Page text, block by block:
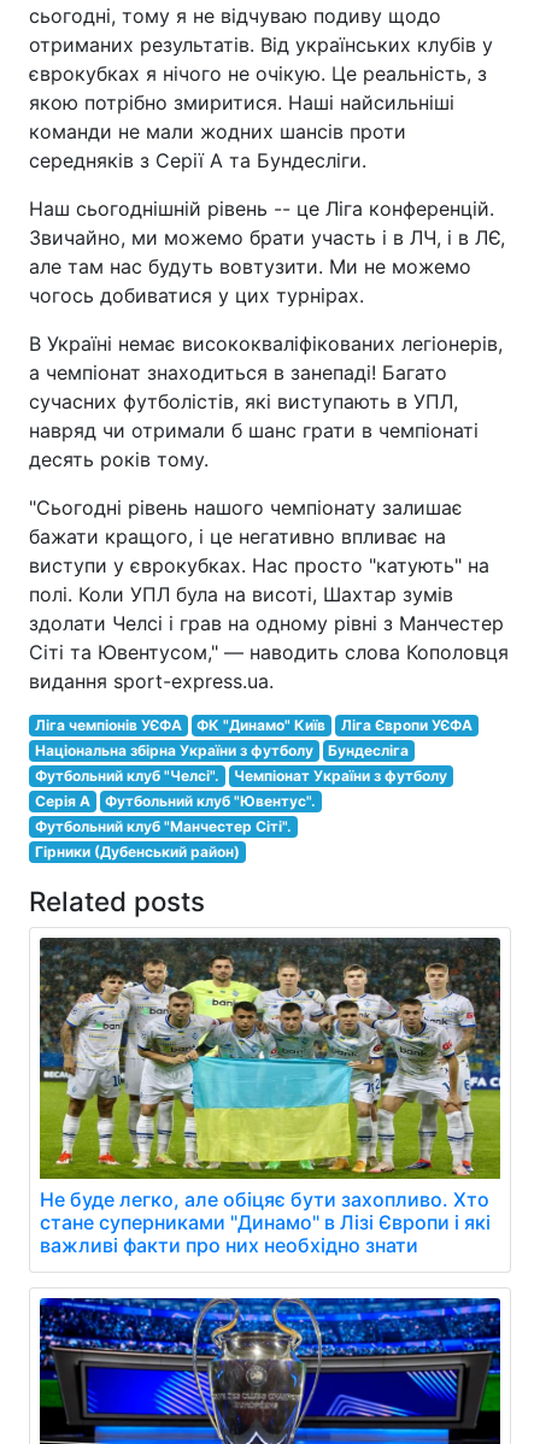
сьогодні, тому я не відчуваю подиву щодо
отриманих результатів. Від українських клубів у
єврокубках я нічого не очікую. Це реальність, з
якою потрібно змиритися. Наші найсильніші
команди не мали жодних шансів проти
середняків з Серії А та Бундесліги.
Наш сьогоднішній рівень -- це Ліга конференцій.
Звичайно, ми можемо брати участь і в ЛЧ, і в ЛЄ,
але там нас будуть вовтузити. Ми не можемо
чогось добиватися у цих турнірах.
В Україні немає висококваліфікованих легіонерів,
а чемпіонат знаходиться в занепаді! Багато
сучасних футболістів, які виступають в УПЛ,
навряд чи отримали б шанс грати в чемпіонаті
десять років тому.
"Сьогодні рівень нашого чемпіонату залишає
бажати кращого, і це негативно впливає на
виступи у єврокубках. Нас просто "катують" на
полі. Коли УПЛ була на висоті, Шахтар зумів
здолати Челсі і грав на одному рівні з Манчестер
Сіті та Ювентусом," — наводить слова Кополовця
видання sport-express.ua.
Ліга чемпіонів УЄФА ФК "Динамо" Київ
Ліга Європи УЄФА
Національна збірна України з футболу
Бундесліга
Футбольний клуб "Челсі".
Чемпіонат України з футболу
Серія A
Футбольний клуб "Ювентус".
Футбольний клуб "Манчестер Сіті".
Гірники (Дубенський район)
Related posts
Не буде легко, але обіцяє бути захопливо. Хто
стане суперниками "Динамо" в Лізі Європи і які
важливі факти про них необхідно знати